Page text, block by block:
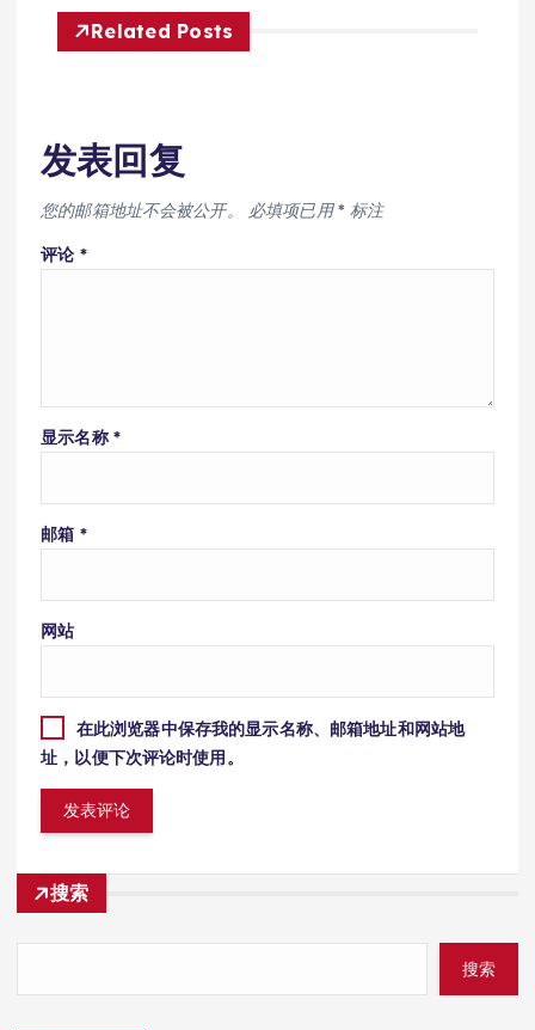
Related Posts
发表回复
您的邮箱地址不会被公开。 必填项已用* 标注
评论 *
显示名称 *
邮箱 *
网站
在此浏览器中保存我的显示名称、邮箱地址和网站地
址，以便下次评论时使用。
搜索
搜索